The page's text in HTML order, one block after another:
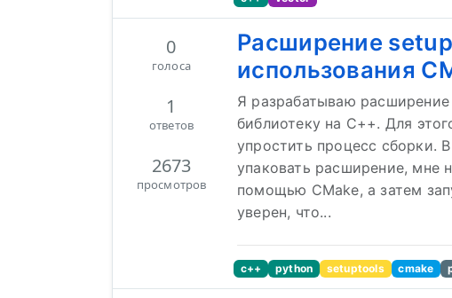
0
голоса
1
ответов
2673
просмотров
Расширение
использования
Я разрабатываю
библиотеку на C++. Для
упростить процесс сборки.
упаковать расширение, мне
помощью CMake, а затем
уверен, что...
c++ python setuptools cmake